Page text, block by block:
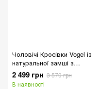
Чоловічі Кросівки Vogel із
натуральної замші з
мембраною койот розмір 40
2 499 грн 3 570 грн
В наявності